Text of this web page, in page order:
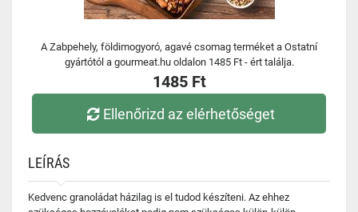
A Zabpehely, földimogyoró, agavé csomag terméket a Ostatní
gyártótól a gourmeat.hu oldalon 1485 Ft - ért találja.
1485 Ft
Ellenőrizd az elérhetőséget
LEÍRÁS
Kedvenc granoládat házilag is el tudod készíteni. Az ehhez